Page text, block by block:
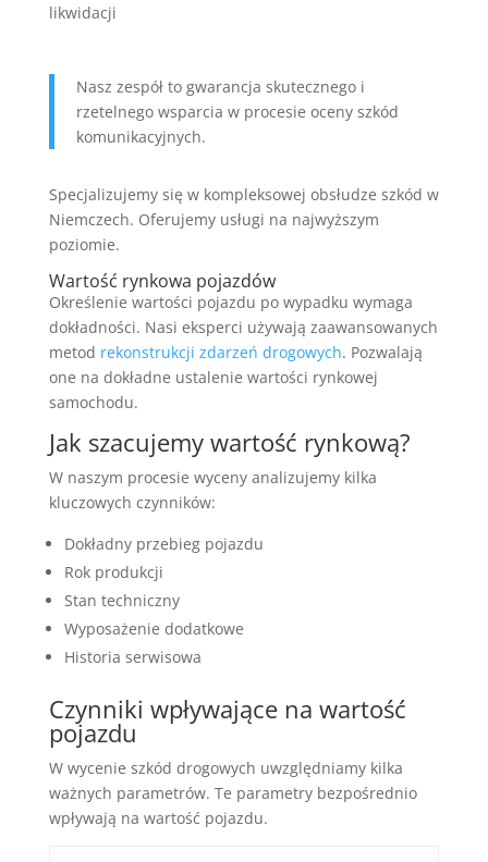
likwidacji
Nasz zespół to gwarancja skutecznego i
rzetelnego wsparcia w procesie oceny szkód
komunikacyjnych.
Specjalizujemy się w kompleksowej obsłudze szkód w
Niemczech. Oferujemy usługi na najwyższym
poziomie.
Wartość rynkowa pojazdów
Określenie wartości pojazdu po wypadku wymaga
dokładności. Nasi eksperci używają zaawansowanych
metod rekonstrukcji zdarzeń drogowych. Pozwalają
one na dokładne ustalenie wartości rynkowej
samochodu.
Jak szacujemy wartość rynkową?
W naszym procesie wyceny analizujemy kilka
kluczowych czynników:
Dokładny przebieg pojazdu
Rok produkcji
Stan techniczny
Wyposażenie dodatkowe
Historia serwisowa
Czynniki wpływające na wartość
pojazdu
W wycenie szkód drogowych uwzględniamy kilka
ważnych parametrów. Te parametry bezpośrednio
wpływają na wartość pojazdu.